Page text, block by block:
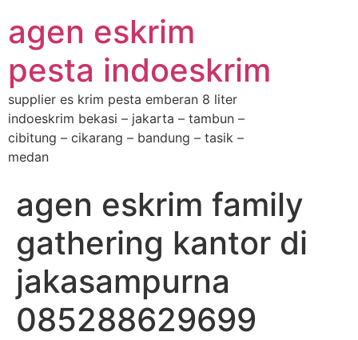
agen eskrim
pesta indoeskrim
supplier es krim pesta emberan 8 liter
indoeskrim bekasi – jakarta – tambun –
cibitung – cikarang – bandung – tasik –
medan
agen eskrim family
gathering kantor di
jakasampurna
085288629699